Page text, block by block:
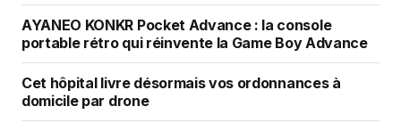
AYANEO KONKR Pocket Advance : la console
portable rétro qui réinvente la Game Boy Advance
Cet hôpital livre désormais vos ordonnances à
domicile par drone